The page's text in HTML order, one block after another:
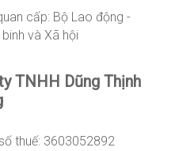
cấp: Bộ Lao động -
và Xã hội
TNHH Dũng Thịnh
thuế: 3603052892